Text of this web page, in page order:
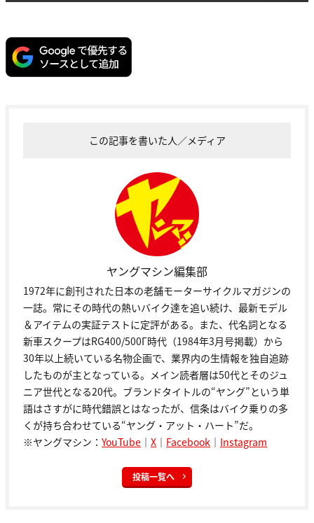
この記事を書いた人／メディア
ヤングマシン編集部
1972年に創刊された日本の老舗モーターサイクルマガジンの
一誌。常にその時代の熱いバイク達を追い続け、最新モデル
＆アイテムの実証テストに定評がある。また、代名詞となる
新車スクープはRG400/500Γ時代（1984年3月号掲載）から
30年以上続いている名物企画で、業界内の生情報を独自追跡
したものが主となっている。メイン読者層は50代とそのジュ
ニア世代となる20代。ブランドタイトルの“ヤング”という単
語はさすがに時代錯誤とはなったが、信条はバイク乗りの多
くが持ち合わせている“ヤング・アット・ハート”だ。
※ヤングマシン： YouTube ｜ X ｜ Facebook ｜ Instagram
投稿一覧へ